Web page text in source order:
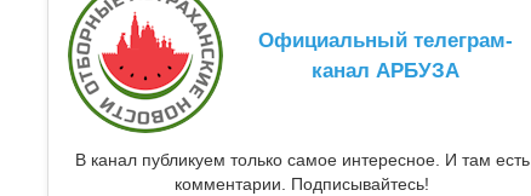
Официальный телеграм-
канал АРБУЗА
В канал публикуем только самое интересное. И там есть
комментарии. Подписывайтесь!